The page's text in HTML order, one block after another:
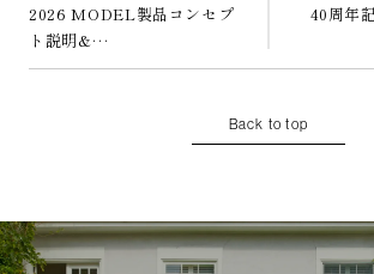
2026 MODEL製品コンセプ
ト説明&…
40周年
Back to top